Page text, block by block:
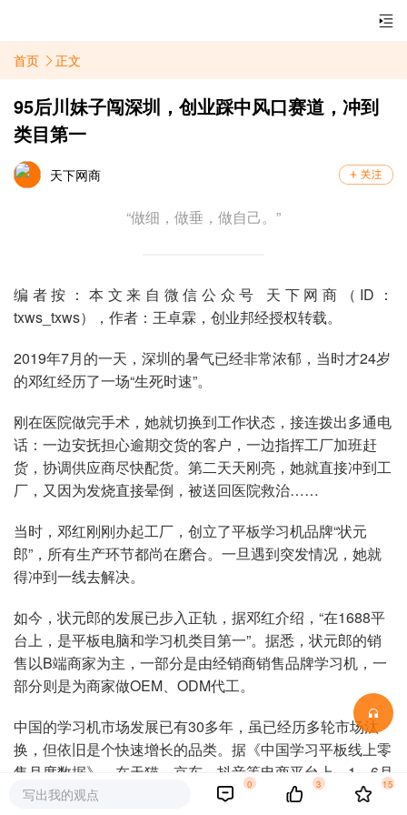
首页 正文
95后川妹子闯深圳，创业踩中风口赛道，冲到
类目第一
天下网商
“做细，做垂，做自己。”
编者按：本文来自微信公众号 天下网商（ID：
txws_txws），作者：王卓霖，创业邦经授权转载。
2019年7月的一天，深圳的暑气已经非常浓郁，当时才24岁
的邓红经历了一场“生死时速”。
刚在医院做完手术，她就切换到工作状态，接连拨出多通电
话：一边安抚担心逾期交货的客户，一边指挥工厂加班赶
货，协调供应商尽快配货。第二天天刚亮，她就直接冲到工
厂，又因为发烧直接晕倒，被送回医院救治……
当时，邓红刚刚办起工厂，创立了平板学习机品牌“状元
郎”，所有生产环节都尚在磨合。一旦遇到突发情况，她就
得冲到一线去解决。
如今，状元郎的发展已步入正轨，据邓红介绍，“在1688平
台上，是平板电脑和学习机类目第一”。据悉，状元郎的销
售以B端商家为主，一部分是由经销商销售品牌学习机，一
部分则是为商家做OEM、ODM代工。
中国的学习机市场发展已有30多年，虽已经历多轮市场汰
换，但依旧是个快速增长的品类。据《中国学习平板线上零
售月度数据》，在天猫、京东、抖音等电商平台上，1—6月
学习平板销量同比增长45.5%，销售额同比增长84.1%。
写出我的观点
0 3 15